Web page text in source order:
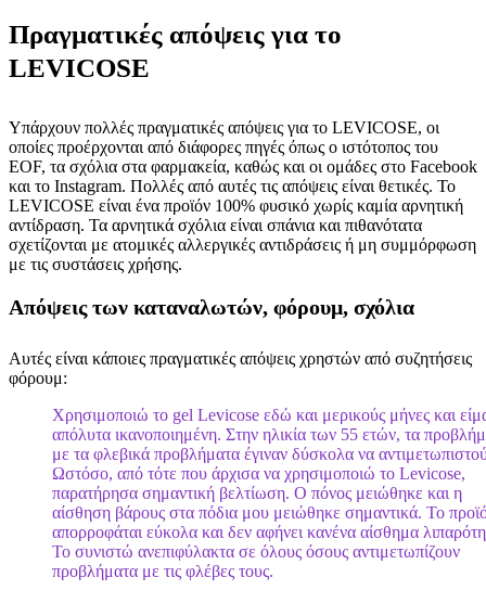
Πραγματικές απόψεις για το
LEVICOSE
Υπάρχουν πολλές πραγματικές απόψεις για το LEVICOSE, οι
οποίες προέρχονται από διάφορες πηγές όπως ο ιστότοπος του
EOF, τα σχόλια στα φαρμακεία, καθώς και οι ομάδες στο Facebook
και το Instagram. Πολλές από αυτές τις απόψεις είναι θετικές. Το
LEVICOSE είναι ένα προϊόν 100% φυσικό χωρίς καμία αρνητική
αντίδραση. Τα αρνητικά σχόλια είναι σπάνια και πιθανότατα
σχετίζονται με ατομικές αλλεργικές αντιδράσεις ή μη συμμόρφωση
με τις συστάσεις χρήσης.
Απόψεις των καταναλωτών, φόρουμ, σχόλια
Αυτές είναι κάποιες πραγματικές απόψεις χρηστών από συζητήσεις
φόρουμ:
Χρησιμοποιώ το gel Levicose εδώ και μερικούς μήνες και
απόλυτα ικανοποιημένη. Στην ηλικία των 55 ετών, τα
με τα φλεβικά προβλήματα έγιναν δύσκολα να
Ωστόσο, από τότε που άρχισα να χρησιμοποιώ το Levicose,
παρατήρησα σημαντική βελτίωση. Ο πόνος μειώθηκε και η
αίσθηση βάρους στα πόδια μου μειώθηκε σημαντικά. Το
απορροφάται εύκολα και δεν αφήνει κανένα αίσθημα
Το συνιστώ ανεπιφύλακτα σε όλους όσους αντιμετωπίζουν
προβλήματα με τις φλέβες τους.